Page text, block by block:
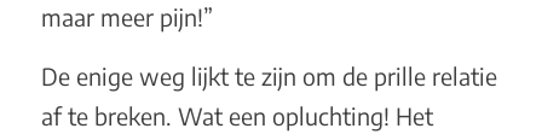
maar meer pijn!”
De enige weg lijkt te zijn om de prille relatie
af te breken. Wat een opluchting! Het